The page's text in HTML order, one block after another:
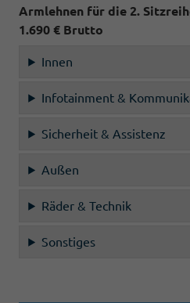
Armlehnen für die 2.
1.690 € Brutto
Innen
Infotainment &
Sicherheit & Assistenz
Außen
Räder & Technik
Sonstiges